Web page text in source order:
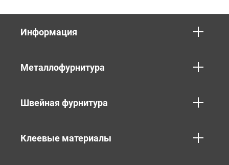
Информация
Металлофурнитура
Швейная фурнитура
Клеевые материалы